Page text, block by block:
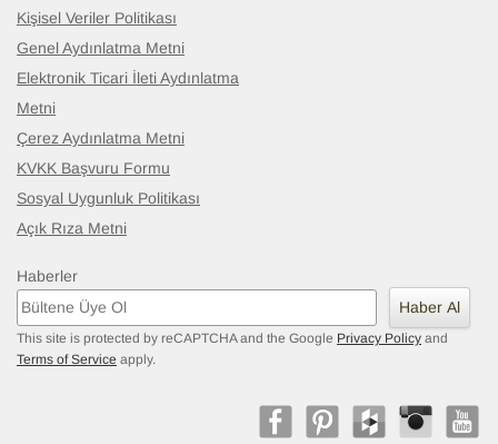
Kişisel Veriler Politikası
Genel Aydınlatma Metni
Elektronik Ticari İleti Aydınlatma
Metni
Çerez Aydınlatma Metni
KVKK Başvuru Formu
Sosyal Uygunluk Politikası
Açık Rıza Metni
Haberler
Haber Al
This site is protected by reCAPTCHA and the Google Privacy Policy and
Terms of Service apply.